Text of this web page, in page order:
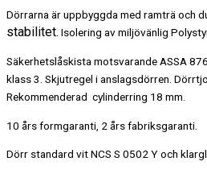
Dörrarna är uppbyggda med ramträ och
stabilitet. Isolering av miljövänlig
Säkerhetslåskista motsvarande ASSA
klass 3. Skjutregel i anslagsdörren.
Rekommenderad cylinderring 18 mm.
10 års formgaranti, 2 års fabriksgaranti.
Dörr standard vit NCS S 0502 Y och